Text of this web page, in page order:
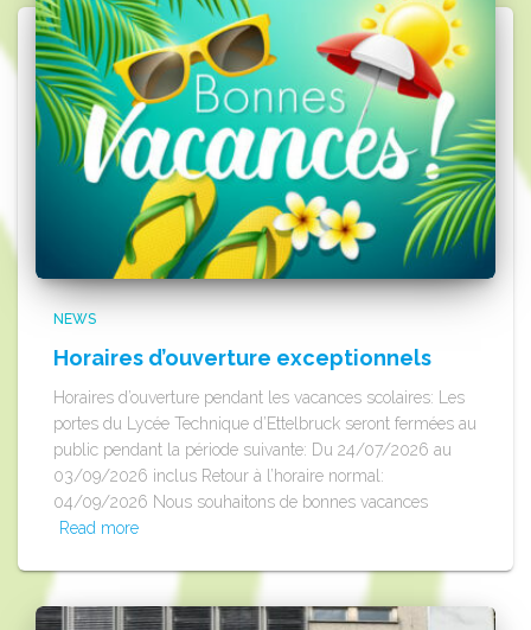
NEWS
Horaires d’ouverture exceptionnels
Horaires d’ouverture pendant les vacances scolaires: Les
portes du Lycée Technique d’Ettelbruck seront fermées au
public pendant la période suivante: Du 24/07/2026 au
03/09/2026 inclus Retour à l’horaire normal:
04/09/2026 Nous souhaitons de bonnes vacances
Read more